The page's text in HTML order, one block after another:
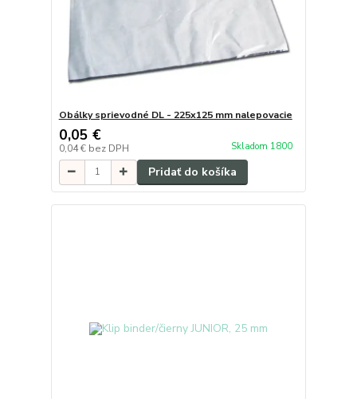
Obálky sprievodné DL - 225x125 mm nalepovacie
0,05 €
0,04 € bez DPH Skladom 1800
Pridať do košíka